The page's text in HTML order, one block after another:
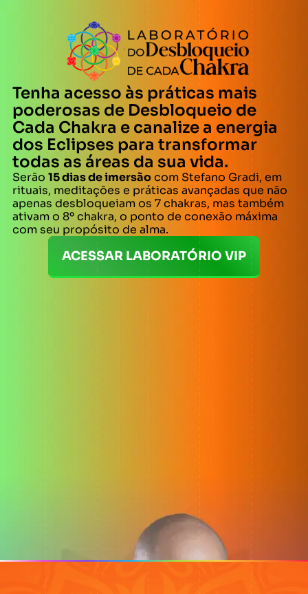
Tenha acesso às práticas mais
poderosas de Desbloqueio de
Cada Chakra e canalize a energia
dos Eclipses para transformar
todas as áreas da sua vida.
Serão 15 dias de imersãocom Stefano Gradi, em
rituais, meditações e práticas avançadas que não
apenas desbloqueiam os 7 chakras, mas também
ativam o 8º chakra, o ponto de conexão máxima
com seu propósito de alma.
ACESSAR LABORATÓRIO VIP